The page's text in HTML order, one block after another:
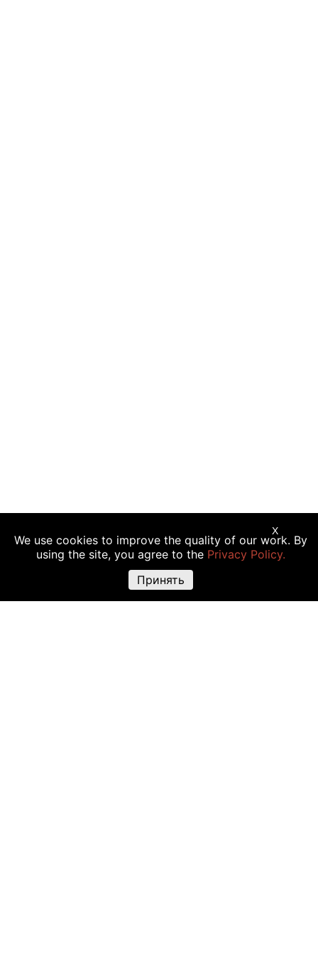
Предупреждение о рисках: Торговые операции с криптовалютой,
акциями и другими финансовыми инструментами подходят не всем
инвесторам, так как сопряжены с риском полной или частичной
утраты вложений. Крайне высокая волатильность стоимости
криптовалюты объясняется прямой зависимостью ее цены от
множества факторов: изменения законодательства, финансовые
We use cookies to improve the quality of our work. By
using the site, you agree to the Privacy Policy.
Принять
X